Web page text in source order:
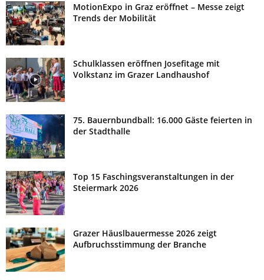
MotionExpo in Graz eröffnet – Messe zeigt
Trends der Mobilität
Schulklassen eröffnen Josefitage mit
Volkstanz im Grazer Landhaushof
75. Bauernbundball: 16.000 Gäste feierten in
der Stadthalle
Top 15 Faschingsveranstaltungen in der
Steiermark 2026
Grazer Häuslbauermesse 2026 zeigt
Aufbruchsstimmung der Branche